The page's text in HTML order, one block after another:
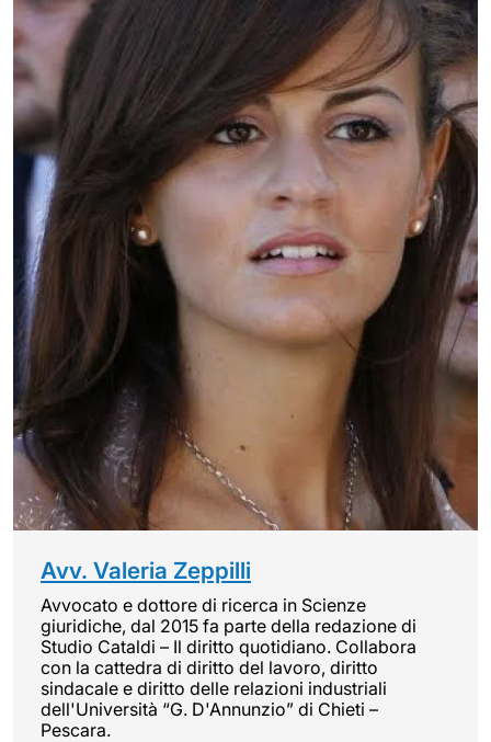
Avv. Valeria Zeppilli
Avvocato e dottore di ricerca in Scienze
giuridiche, dal 2015 fa parte della redazione di
Studio Cataldi – Il diritto quotidiano. Collabora
con la cattedra di diritto del lavoro, diritto
sindacale e diritto delle relazioni industriali
dell'Università “G. D'Annunzio” di Chieti –
Pescara.